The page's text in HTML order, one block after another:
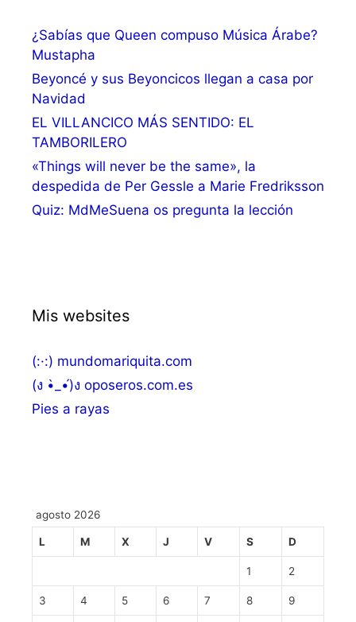
¿Sabías que Queen compuso Música Árabe?
Mustapha
Beyoncé y sus Beyoncicos llegan a casa por
Navidad
EL VILLANCICO MÁS SENTIDO: EL
TAMBORILERO
«Things will never be the same», la
despedida de Per Gessle a Marie Fredriksson
Quiz: MdMeSuena os pregunta la lección
Mis websites
(:·:) mundomariquita.com
(ง •̀_•́)ง oposeros.com.es
Pies a rayas
agosto 2026
L M X J V S D
1 2
3 4 5 6 7 8 9